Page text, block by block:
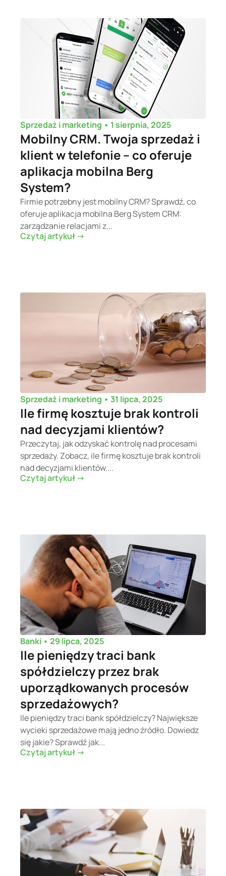
Sprzedaż i marketing • 1 sierpnia, 2025
Mobilny CRM. Twoja sprzedaż i
klient w telefonie – co oferuje
aplikacja mobilna Berg
System?
Firmie potrzebny jest mobilny CRM? Sprawdź, co
oferuje aplikacja mobilna Berg System CRM:
zarządzanie relacjami z...
Czytaj artykuł ->
Sprzedaż i marketing • 31 lipca, 2025
Ile firmę kosztuje brak kontroli
nad decyzjami klientów?
Przeczytaj, jak odzyskać kontrolę nad procesami
sprzedaży. Zobacz, ile firmę kosztuje brak kontroli
nad decyzjami klientów....
Czytaj artykuł ->
Banki • 29 lipca, 2025
Ile pieniędzy traci bank
spółdzielczy przez brak
uporządkowanych procesów
sprzedażowych?
Ile pieniędzy traci bank spółdzielczy? Największe
wycieki sprzedażowe mają jedno źródło. Dowiedz
się jakie? Sprawdź jak...
Czytaj artykuł ->